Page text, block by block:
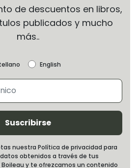
de descuentos en libros,
publicados y mucho
más..
English
Suscribirse
nuestra Política de privacidad para
obtenidos a través de tus
y te ofrezcamos un contenido